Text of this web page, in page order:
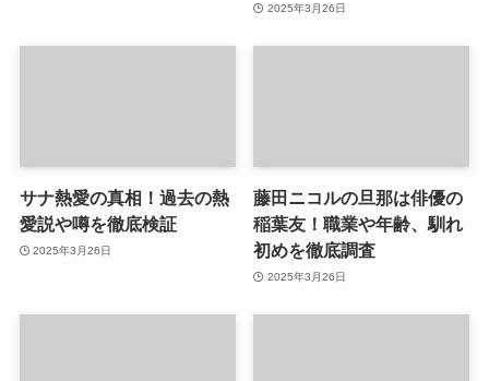
2025年3月26日
サナ熱愛の真相！過去の熱
愛説や噂を徹底検証
2025年3月26日
藤田ニコルの旦那は俳優の
稲葉友！職業や年齢、馴れ
初めを徹底調査
2025年3月26日